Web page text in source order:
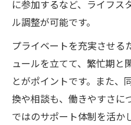
に参加するなど、ライフス
ル調整が可能です。
プライベートを充実させる
ュールを立てて、繁忙期と
とがポイントです。また、
換や相談も、働きやすさに
ではのサポート体制を活か